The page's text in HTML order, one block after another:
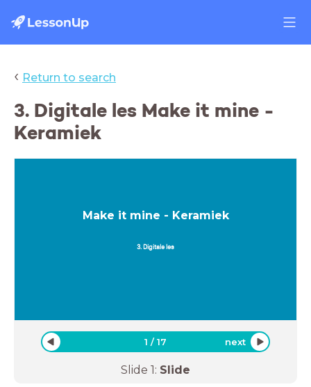
‹ Return to search
3. Digitale les Make it mine -
Keramiek
Make it mine - Keramiek
3. Digitale les
1 /17 next
Slide 1: Slide